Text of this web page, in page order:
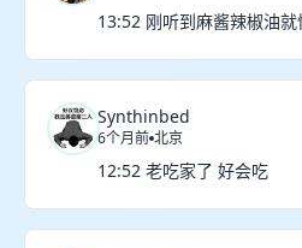
13:52 刚听到麻酱辣椒油
Synthinbed
6个月前 北京
12:52 老吃家了 好会吃